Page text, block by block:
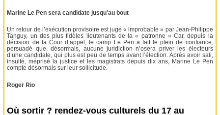
Marine Le Pen sera candidate jusqu’au bout
Un retour de l’exécution provisoire est jugé « improbable » par Jean-Philippe
Tanguy, un des plus fidèles lieutenants de la « patronne » Car, depuis la
décision de la Cour d’appel, le camp Le Pen a fait le plein de confiance,
persuadé que, désormais, aucune juridiction n’osera priver les électeurs
d’une candidate, qui plus est peu de temps avant l’élection. Après avoir sali,
insulté, méprisé la justice et les magistrats depuis dix ans, Marine Le Pen
compte désormais sur leur sollicitude.
Roger Rio
Où sortir ? rendez-vous culturels du 17 au